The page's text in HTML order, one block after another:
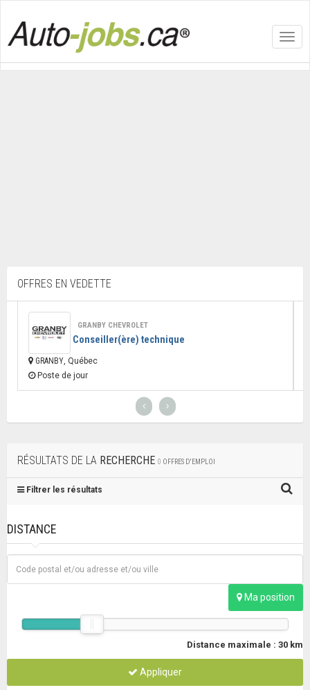
OFFRES EN VEDETTE
GRANBY CHEVROLET
Conseiller(ère) technique
GRANBY, Québec
Poste de jour
RÉSULTATS DE LA RECHERCHE 0 OFFRES D'EMPLOI
Filtrer les résultats
DISTANCE
Ma position
Distance maximale : 30 km
Appliquer